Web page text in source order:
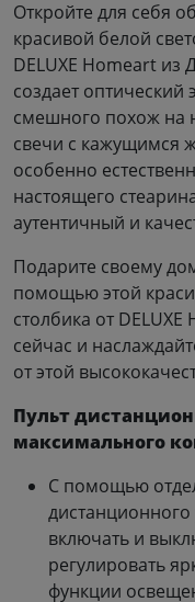
Откройте для себя
красивой белой
DELUXE Homeart из
создает
смешного похож на
свечи с кажущимся
особенно
настоящего
аутентичный и
Подарите своему
помощью этой
столбика от
сейчас и
от этой
Пульт
максимального
С помощью
включать и
регулировать
функции